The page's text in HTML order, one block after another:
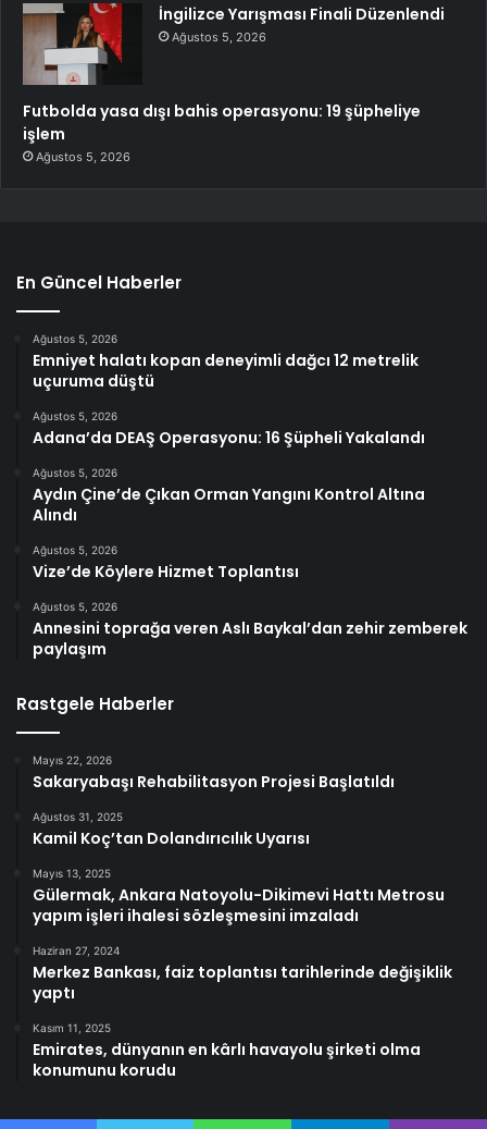
İngilizce Yarışması Finali Düzenlendi
Ağustos 5, 2026
Futbolda yasa dışı bahis operasyonu: 19 şüpheliye
işlem
Ağustos 5, 2026
En Güncel Haberler
Ağustos 5, 2026
Emniyet halatı kopan deneyimli dağcı 12 metrelik
uçuruma düştü
Ağustos 5, 2026
Adana’da DEAŞ Operasyonu: 16 Şüpheli Yakalandı
Ağustos 5, 2026
Aydın Çine’de Çıkan Orman Yangını Kontrol Altına
Alındı
Ağustos 5, 2026
Vize’de Köylere Hizmet Toplantısı
Ağustos 5, 2026
Annesini toprağa veren Aslı Baykal’dan zehir zemberek
paylaşım
Rastgele Haberler
Mayıs 22, 2026
Sakaryabaşı Rehabilitasyon Projesi Başlatıldı
Ağustos 31, 2025
Kamil Koç’tan Dolandırıcılık Uyarısı
Mayıs 13, 2025
Gülermak, Ankara Natoyolu-Dikimevi Hattı Metrosu
yapım işleri ihalesi sözleşmesini imzaladı
Haziran 27, 2024
Merkez Bankası, faiz toplantısı tarihlerinde değişiklik
yaptı
Kasım 11, 2025
Emirates, dünyanın en kârlı havayolu şirketi olma
konumunu korudu